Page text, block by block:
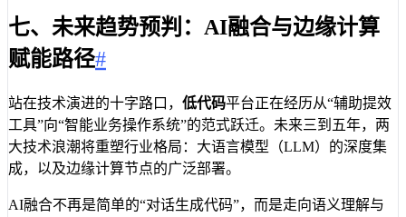
七、未来趋势预判：AI融合与边缘计算
赋能路径#
站在技术演进的十字路口， 低代码平台正在经历从“辅助提效
工具”向“智能业务操作系统”的范式跃迁。未来三到五年，两
大技术浪潮将重塑行业格局：大语言模型（LLM）的深度集
成，以及边缘计算节点的广泛部署。
AI融合不再是简单的“对话生成代码”，而是走向语义理解与